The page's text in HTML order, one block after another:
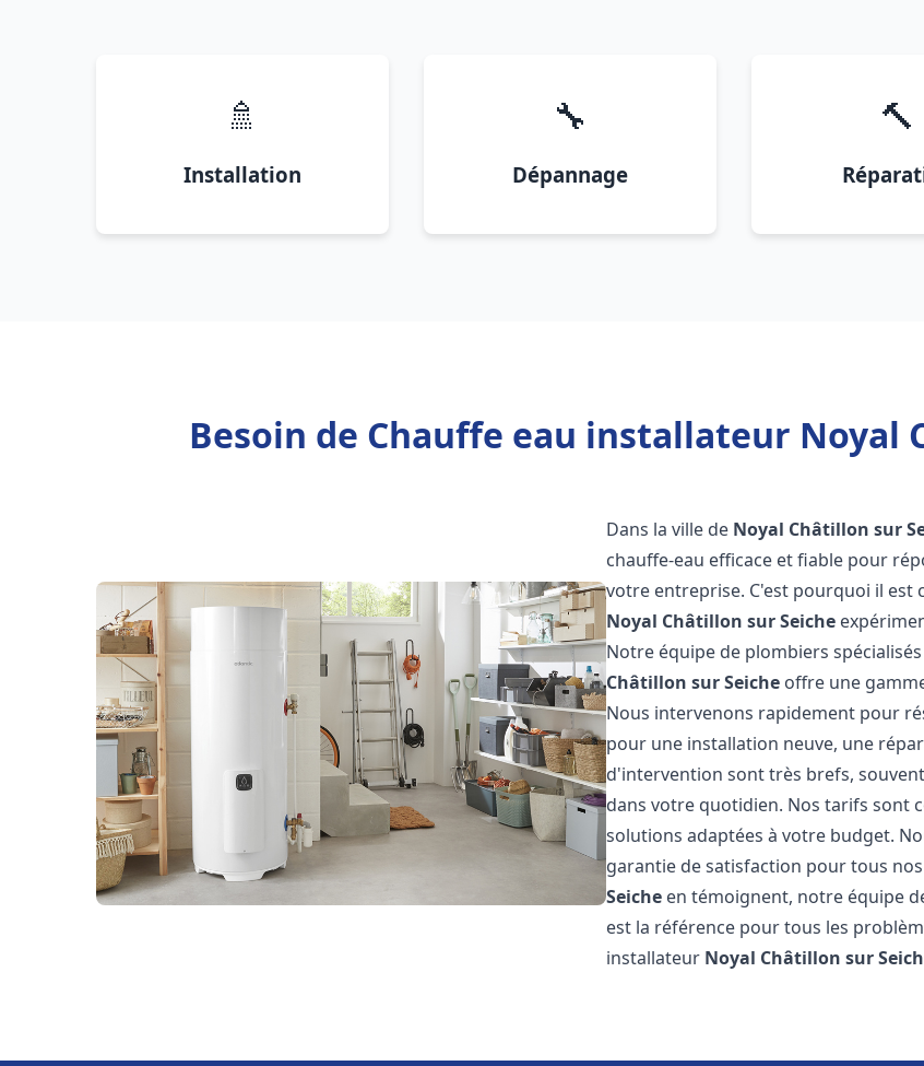
🚿
Installation
🔧
Dépannage
🔨
Besoin de Chauffe eau installateur Noyal
Dans la ville de Noyal Châtillon sur
chauffe-eau efficace et fiable pour
votre entreprise. C'est pourquoi il est
Noyal Châtillon sur Seiche
Notre équipe de plombiers
Châtillon sur Seiche offre une
Nous intervenons rapidement pour
pour une installation neuve, une
d'intervention sont très brefs,
dans votre quotidien. Nos tarifs sont
solutions adaptées à votre budget.
garantie de satisfaction pour tous
Seiche en témoignent, notre équipe
est la référence pour tous les
installateur Noyal Châtillon sur